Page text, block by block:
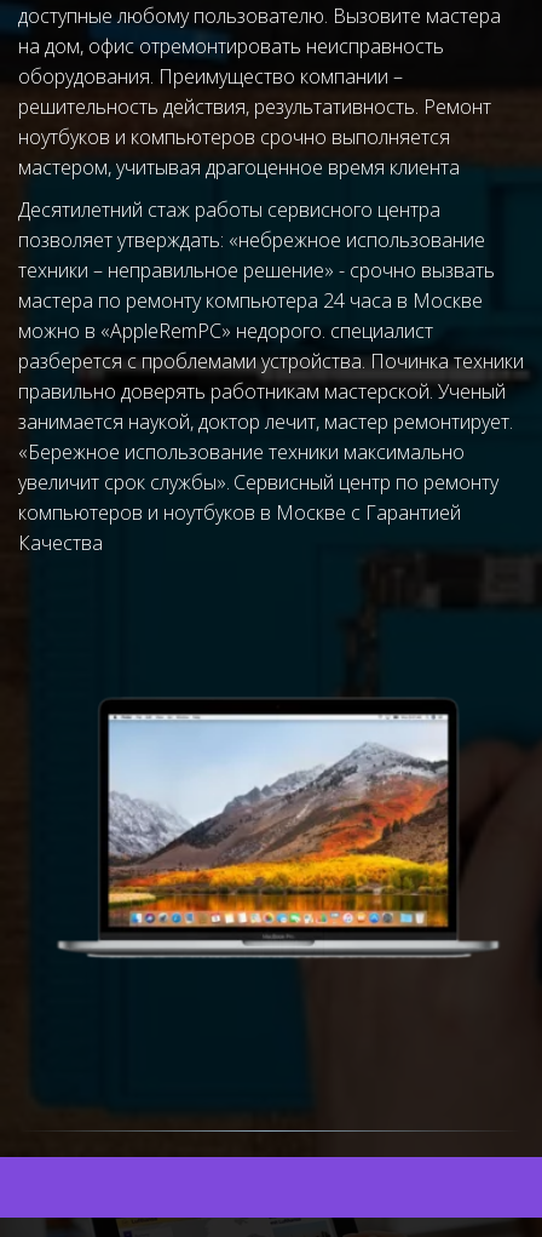
доступные любому пользователю. Вызовите мастера
на дом, офис отремонтировать неисправность
оборудования. Преимущество компании –
решительность действия, результативность. Ремонт
ноутбуков и компьютеров срочно выполняется
мастером, учитывая драгоценное время клиента
Десятилетний стаж работы сервисного центра
позволяет утверждать: «небрежное использование
техники – неправильное решение» - срочно вызвать
мастера по ремонту компьютера 24 часа в Москве
можно в «AppleRemPC» недорого. специалист
разберется с проблемами устройства. Починка техники
правильно доверять работникам мастерской. Ученый
занимается наукой, доктор лечит, мастер ремонтирует.
«Бережное использование техники максимально
увеличит срок службы». Сервисный центр по ремонту
компьютеров и ноутбуков в Москве с Гарантией
Качества